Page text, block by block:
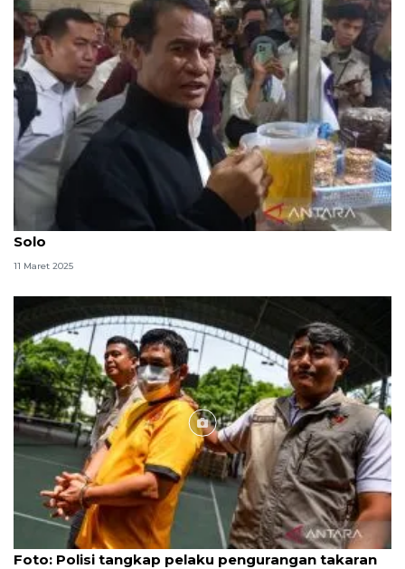
Mentan temukan MinyaKita tak sesuai takaran di
Solo
11 Maret 2025
Foto: Polisi tangkap pelaku pengurangan takaran